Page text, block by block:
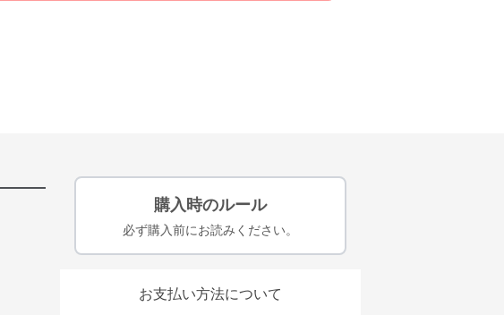
購入時のルール
必ず購入前にお読みください。
お支払い方法について